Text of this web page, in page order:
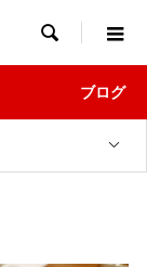

ブログ